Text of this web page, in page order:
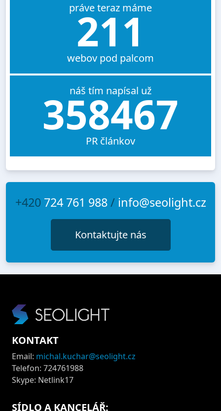
práve teraz máme
211
webov pod palcom
náš tím napísal už
358467
PR článkov
+420 724 761 988/ info@seolight.cz
Kontaktujte nás
KONTAKT
Email: michal.kuchar@seolight.cz
Telefon: 724761988
Skype: Netlink17
SÍDLO A KANCELÁŘ: